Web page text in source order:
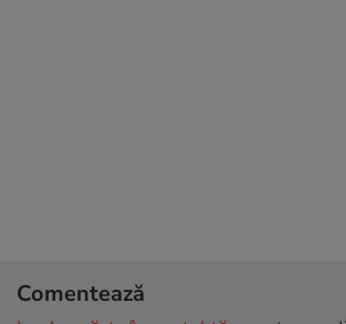
Comentează